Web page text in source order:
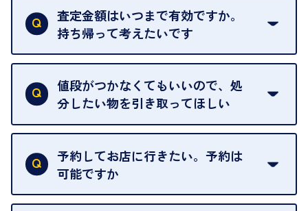
ただし、中古市場は日々変動するため、査定した日
によって査定額が変わることはございます。
査定金額はいつまで有効ですか。
持ち帰って考えたいです
査定額は当日限り有効です。
中古市場が日々変動するため、翌日には査定額が変
わることがございます。
値段がつかなくてもいいので、処
分したい物を引き取ってほしい
再販不可能な物は、場合によってはお断りすること
がございます。ご了承ください。
予約してお店に行きたい。予約は
可能ですか
申し訳ありませんが、現在はご来店の予約は承って